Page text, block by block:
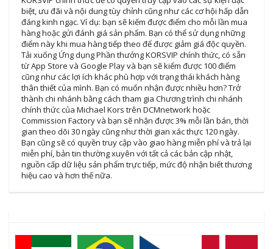
biệt, ưu đãi và nội dung tùy chỉnh cũng như các cơ hội hấp dẫn
đáng kinh ngạc. Ví dụ: bạn sẽ kiếm được điểm cho mỗi lần mua
hàng hoặc gửi đánh giá sản phẩm. Bạn có thể sử dụng những
điểm này khi mua hàng tiếp theo để được giảm giá độc quyền.
Tải xuống Ứng dụng Phần thưởng KORSVIP chính thức, có sẵn
từ App Store và Google Play và bạn sẽ kiếm được 100 điểm
cũng như các lợi ích khác phù hợp với trạng thái khách hàng
thân thiết của mình. Bạn có muốn nhận được nhiều hơn? Trở
thành chi nhánh bằng cách tham gia Chương trình chi nhánh
chính thức của Michael Kors trên DCMnetwork hoặc
Commission Factory và bạn sẽ nhận được 3% mỗi lần bán, thời
gian theo dõi 30 ngày cũng như thời gian xác thực 120 ngày.
Bạn cũng sẽ có quyền truy cập vào giao hàng miễn phí và trả lại
miễn phí, bản tin thường xuyên với tất cả các bản cập nhật,
nguồn cấp dữ liệu sản phẩm trực tiếp, mức độ nhận biết thương
hiệu cao và hơn thế nữa.